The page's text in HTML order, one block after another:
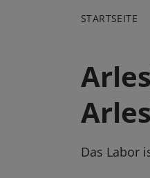
STARTSEITE
Das Labor